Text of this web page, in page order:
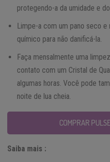
protegendo-a da umidade e
Limpe-a com um pano seco e
químico para não danificá-la.
Faça mensalmente uma
contato com um Cristal de
algumas horas. Você pode
noite de lua cheia.
COMPRAR
Saiba mais :